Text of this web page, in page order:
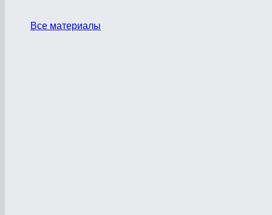
Все материалы